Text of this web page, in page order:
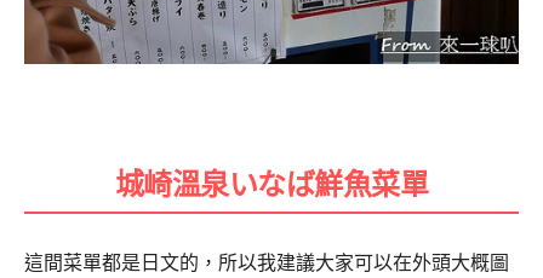
城崎溫泉いなば鮮魚菜單
這間菜單都是日文的，所以我建議大家可以在外頭大概圖